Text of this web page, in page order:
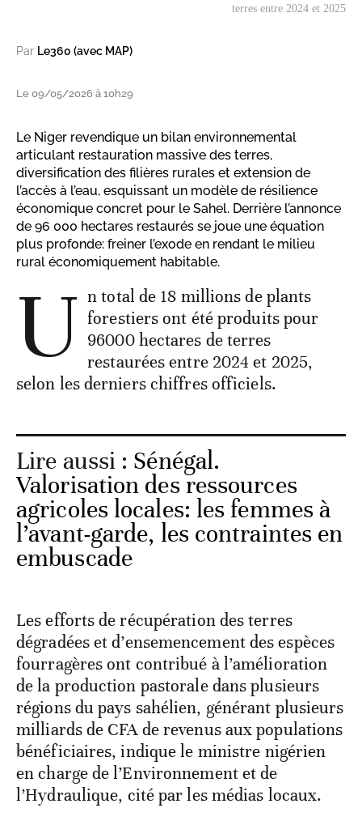
terres entre 2024 et 2025
Par Le360 (avec MAP)
Le 09/05/2026 à 10h29
Le Niger revendique un bilan environnemental
articulant restauration massive des terres,
diversification des filières rurales et extension de
l’accès à l’eau, esquissant un modèle de résilience
économique concret pour le Sahel. Derrière l’annonce
de 96 000 hectares restaurés se joue une équation
plus profonde: freiner l’exode en rendant le milieu
rural économiquement habitable.
U n total de 18 millions de plants
forestiers ont été produits pour
96000 hectares de terres
restaurées entre 2024 et 2025,
selon les derniers chiffres officiels.
Lire aussi : Sénégal.
Valorisation des ressources
agricoles locales: les femmes à
l’avant-garde, les contraintes en
embuscade
Les efforts de récupération des terres
dégradées et d’ensemencement des espèces
fourragères ont contribué à l’amélioration
de la production pastorale dans plusieurs
régions du pays sahélien, générant plusieurs
milliards de CFA de revenus aux populations
bénéficiaires, indique le ministre nigérien
en charge de l’Environnement et de
l’Hydraulique, cité par les médias locaux.